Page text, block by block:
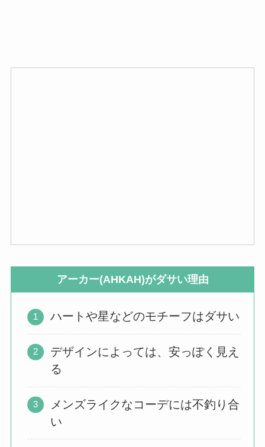
アーカー(AHKAH)がダサい理由
ハートや星などのモチーフはダサい
デザインによっては、安っぽく見え
る
メンズライクなコーデには不釣り合
い